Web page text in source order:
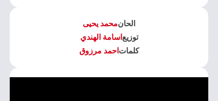
الحانمحمد يحيى
توزيع اسامة الهندي
كلمات احمد مرزوق